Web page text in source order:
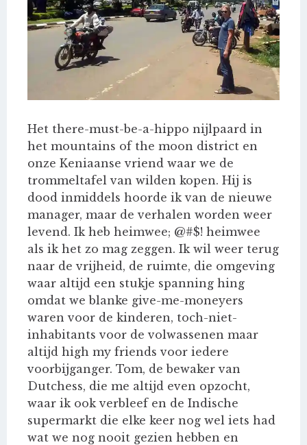
Het there-must-be-a-hippo nijlpaard in
het mountains of the moon district en
onze Keniaanse vriend waar we de
trommeltafel van wilden kopen. Hij is
dood inmiddels hoorde ik van de nieuwe
manager, maar de verhalen worden weer
levend. Ik heb heimwee; @#$! heimwee
als ik het zo mag zeggen. Ik wil weer terug
naar de vrijheid, de ruimte, die omgeving
waar altijd een stukje spanning hing
omdat we blanke give-me-moneyers
waren voor de kinderen, toch-niet-
inhabitants voor de volwassenen maar
altijd high my friends voor iedere
voorbijganger. Tom, de bewaker van
Dutchess, die me altijd even opzocht,
waar ik ook verbleef en de Indische
supermarkt die elke keer nog wel iets had
wat we nog nooit gezien hebben en